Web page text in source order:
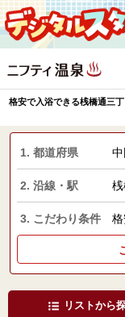
格安で入浴できる桟橋通三
1. 都道府県
2. 沿線・駅
3. こだわり条件 格
リストから